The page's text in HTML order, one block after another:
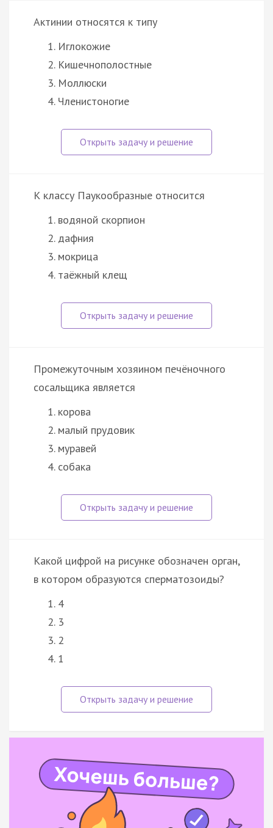
Актинии относятся к типу
Иглокожие
Кишечнополостные
Моллюски
Членистоногие
К классу Паукообразные относится
водяной скорпион
дафния
мокрица
таёжный клещ
Промежуточным хозяином печёночного
сосальщика является
корова
малый прудовик
муравей
собака
Какой цифрой на рисунке обозначен орган,
в котором образуются сперматозоиды?
4
3
2
1